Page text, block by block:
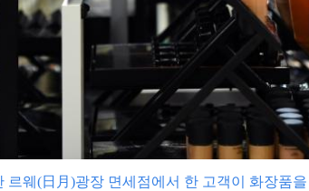
웨(日月)광장 면세점에서 한 고객이 화장품